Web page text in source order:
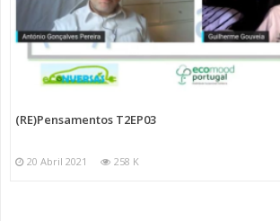
(RE)Pensamentos T2EP03
20 Abril 2021 258 K